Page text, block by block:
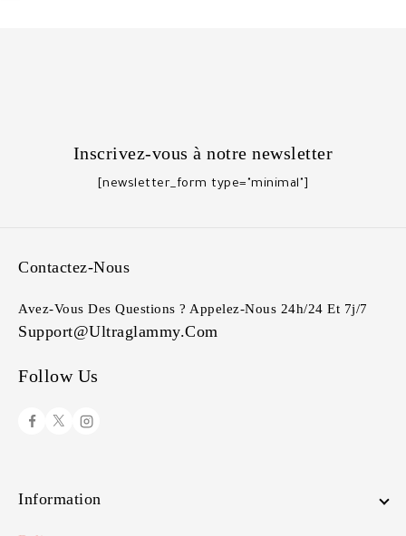
Inscrivez-vous à notre newsletter
[newsletter_form type="minimal"]
Contactez-Nous
Avez-Vous Des Questions ? Appelez-Nous 24h/24 Et 7j/7
Support@ultraglammy.com
Follow Us
Information